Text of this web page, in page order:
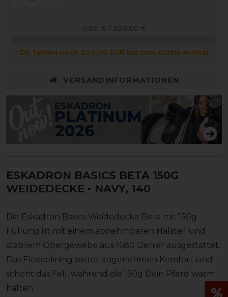
0,00 € / 200,00 €
Dir fehlen noch 200,00 EUR bis zum Gratis-Artikel
VERSANDINFORMATIONEN
ESKADRON BASICS BETA 150G
WEIDEDECKE - NAVY, 140
Die Eskadron Basics Weidedecke Beta mit 150g
Füllung ist mit einem abnehmbaren Halsteil und
stabilem Obergewebe aus 1680 Denier ausgestattet.
Das Fleecelining bietet angenehmen Komfort und
schont das Fell, während die 150g Dein Pferd warm
halten.